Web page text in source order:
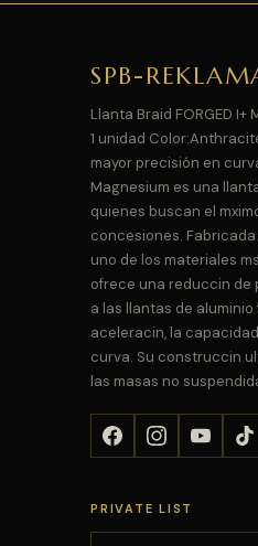
SPB-
Llanta Braid FORGED I+
1 unidad
mayor precisión en
Magnesium es una
quienes buscan el
concesiones.
uno de los materiales
ofrece una reduccin de
a las llantas de
aceleracin, la
curva. Su construccin
las masas no
PRIVATE LIST